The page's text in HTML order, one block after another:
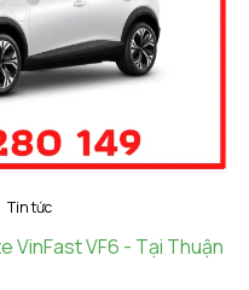
Tin tức
VinFast VF6 - Tại Thuận